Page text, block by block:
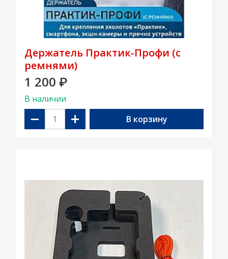
Держатель Практик-Профи (с
ремнями)
1 200 ₽
В наличии
− + В корзину